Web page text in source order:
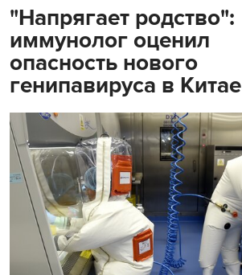
"Напрягает родство":
иммунолог оценил
опасность нового
генипавируса в Китае